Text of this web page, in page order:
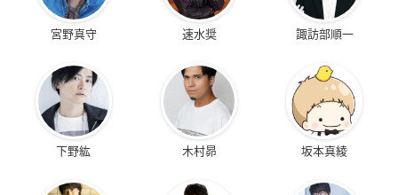
宮野真守 速水奨 諏訪部順一
下野紘 木村昴 坂本真綾